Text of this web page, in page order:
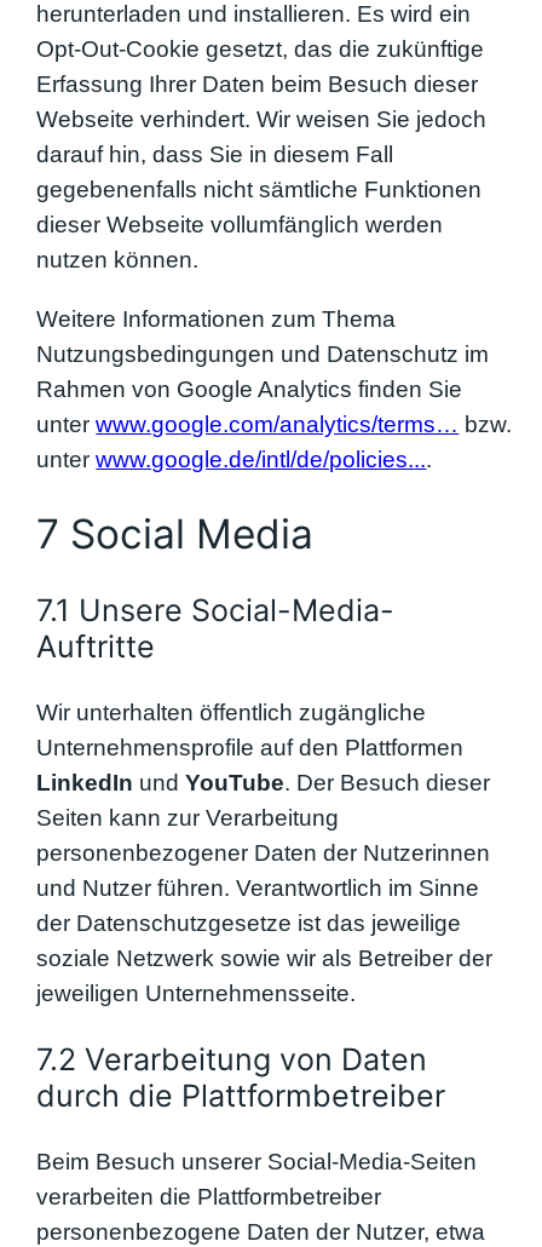
herunterladen und installieren. Es wird ein
Opt-Out-Cookie gesetzt, das die zukünftige
Erfassung Ihrer Daten beim Besuch dieser
Webseite verhindert. Wir weisen Sie jedoch
darauf hin, dass Sie in diesem Fall
gegebenenfalls nicht sämtliche Funktionen
dieser Webseite vollumfänglich werden
nutzen können.
Weitere Informationen zum Thema
Nutzungsbedingungen und Datenschutz im
Rahmen von Google Analytics finden Sie
unterwww.google.com/analytics/terms… bzw.
unterwww.google.de/intl/de/policies....
7 Social Media
7.1 Unsere Social-Media-
Auftritte
Wir unterhalten öffentlich zugängliche
Unternehmensprofile auf den Plattformen
LinkedIn undYouTube. Der Besuch dieser
Seiten kann zur Verarbeitung
personenbezogener Daten der Nutzerinnen
und Nutzer führen. Verantwortlich im Sinne
der Datenschutzgesetze ist das jeweilige
soziale Netzwerk sowie wir als Betreiber der
jeweiligen Unternehmensseite.
7.2 Verarbeitung von Daten
durch die Plattformbetreiber
Beim Besuch unserer Social-Media-Seiten
verarbeiten die Plattformbetreiber
personenbezogene Daten der Nutzer, etwa